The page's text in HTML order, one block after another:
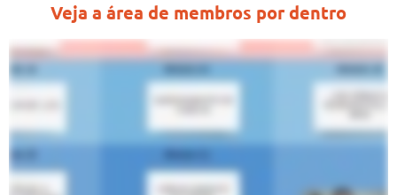
Veja a área de membros por dentro